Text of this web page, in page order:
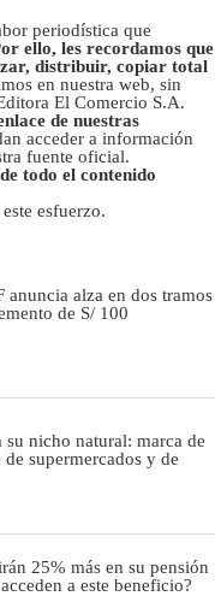
periodística que
ello, les recordamos que
distribuir, copiar total
en nuestra web, sin
El Comercio S.A.
de nuestras
acceder a información
fuente oficial.
todo el contenido
esfuerzo.
anuncia alza en dos tramos
de S/ 100
su nicho natural: marca de
supermercados y de
25% más en su pensión
a este beneficio?